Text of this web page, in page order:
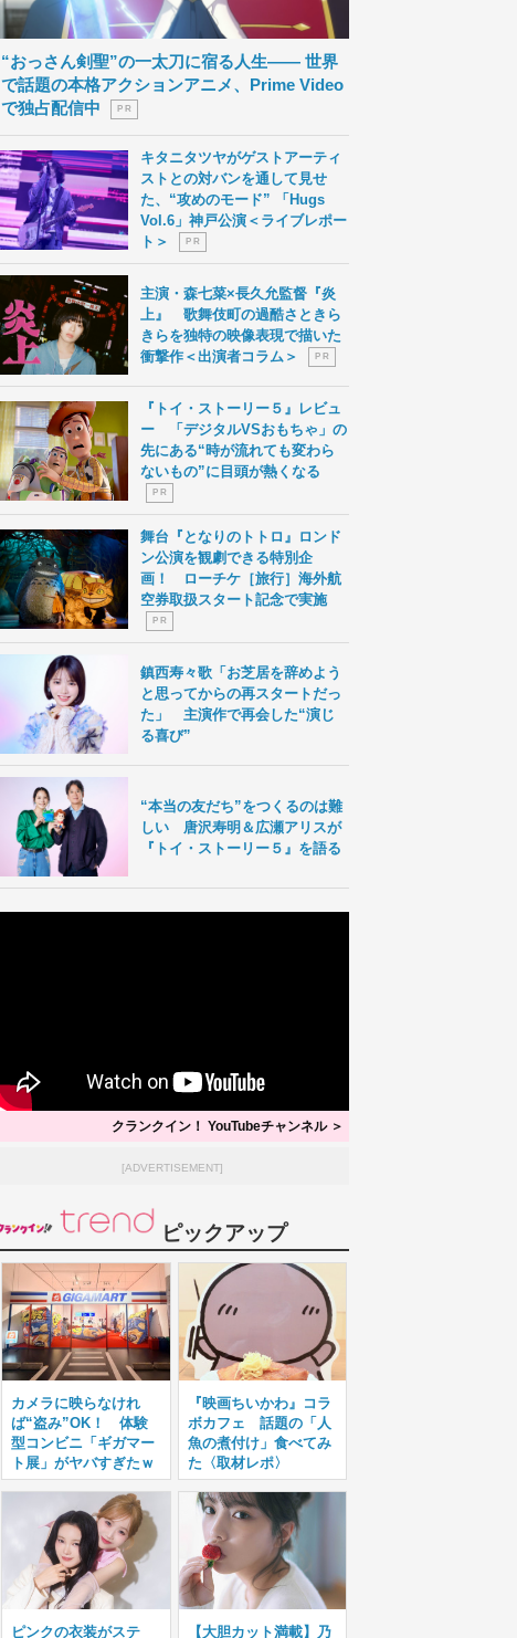
“おっさん剣聖”の一太刀に宿る人生―― 世界
で話題の本格アクションアニメ、Prime Video
で独占配信中
P R
キタニタツヤがゲストアーティ
ストとの対バンを通して見せ
た、“攻めのモード” 「Hugs
Vol.6」神戸公演＜ライブレポー
ト＞
P R
主演・森七菜×長久允監督『炎
上』 歌舞伎町の過酷さときら
きらを独特の映像表現で描いた
衝撃作＜出演者コラム＞
P R
『トイ・ストーリー５』レビュ
ー 「デジタルVSおもちゃ」の
先にある“時が流れても変わら
ないもの”に目頭が熱くなる
P R
舞台『となりのトトロ』ロンド
ン公演を観劇できる特別企
画！ ローチケ［旅行］海外航
空券取扱スタート記念で実施
P R
鎮西寿々歌「お芝居を辞めよう
と思ってからの再スタートだっ
た」 主演作で再会した“演じ
る喜び”
“本当の友だち”をつくるのは難
しい 唐沢寿明＆広瀬アリスが
『トイ・ストーリー５』を語る
クランクイン！ YouTubeチャンネル ＞
[ADVERTISEMENT]
ピックアップ
カメラに映らなけれ
ば“盗み”OK！ 体験
型コンビニ「ギガマー
ト展」がヤバすぎたｗ
『映画ちいかわ』コラ
ボカフェ 話題の「人
魚の煮付け」食べてみ
た〈取材レポ〉
ピンクの衣装がステ 【大胆カット満載】乃